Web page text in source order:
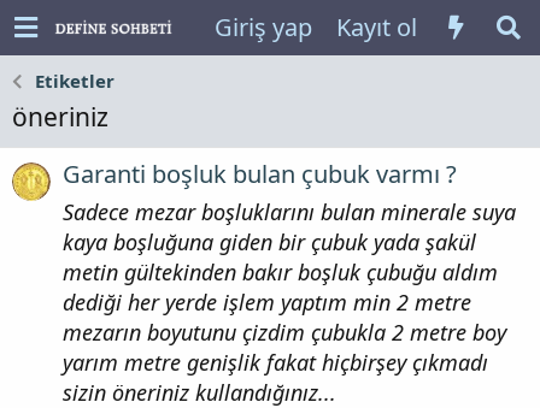
Giriş yap Kayıt ol
Etiketler
öneriniz
Garanti boşluk bulan çubuk varmı ?
Sadece mezar boşluklarını bulan minerale suya
kaya boşluğuna giden bir çubuk yada şakül
metin gültekinden bakır boşluk çubuğu aldım
dediği her yerde işlem yaptım min 2 metre
mezarın boyutunu çizdim çubukla 2 metre boy
yarım metre genişlik fakat hiçbirşey çıkmadı
sizin öneriniz kullandığınız...